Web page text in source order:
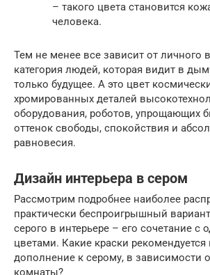
– такого цвета становится
человека.
Тем не менее все зависит от личного
категория людей, которая видит в
только будущее. А это цвет
хромированных деталей
оборудования, роботов, упрощающих
оттенок свободы, спокойствия и
равновесия.
Дизайн интерьера в сером
Рассмотрим подробнее наиболее
практически беспроигрышный
серого в интерьере – его сочетание с
цветами. Какие краски рекомендуется
дополнение к серому, в зависимости
комнаты?